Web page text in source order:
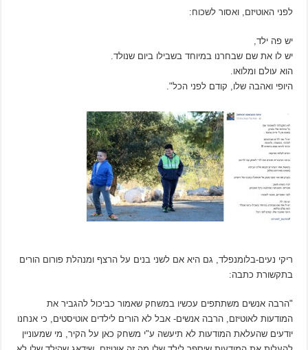
לפני האוטיזם, ואסור לשכוח:
יש פה ילד,
יש לו את שם שבחרנו במיוחד בשבילו ביום שנולד.
הוא עולם ומלואו.
היופי ואהבה שלו, קודם לפני הכל".
ריקי נעים-בלומנפלד, גם היא אם לשני בנים על הרצף ומנהלת פורום הורים
בתקשורת כתבה:
"הרבה אנשים משתתפים עכשיו במשחק שאמור כביכול להגביר את
המודעות לאוטיזם, הרבה אנשים- אבל לא הורים לילדים אוטיסטים, כי אנחנו
יודעים שהעלאת המודעות לא תיעשה ע"י משחק כאן על הקיר, מי שמעוניין